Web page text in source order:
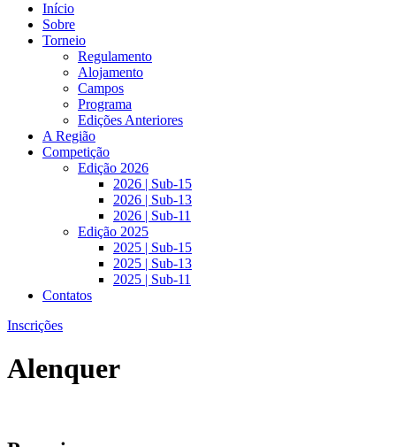
Início
Sobre
Torneio
Regulamento
Alojamento
Campos
Programa
Edições Anteriores
A Região
Competição
Edição 2026
2026 | Sub-15
2026 | Sub-13
2026 | Sub-11
Edição 2025
2025 | Sub-15
2025 | Sub-13
2025 | Sub-11
Contatos
Inscrições
Alenquer